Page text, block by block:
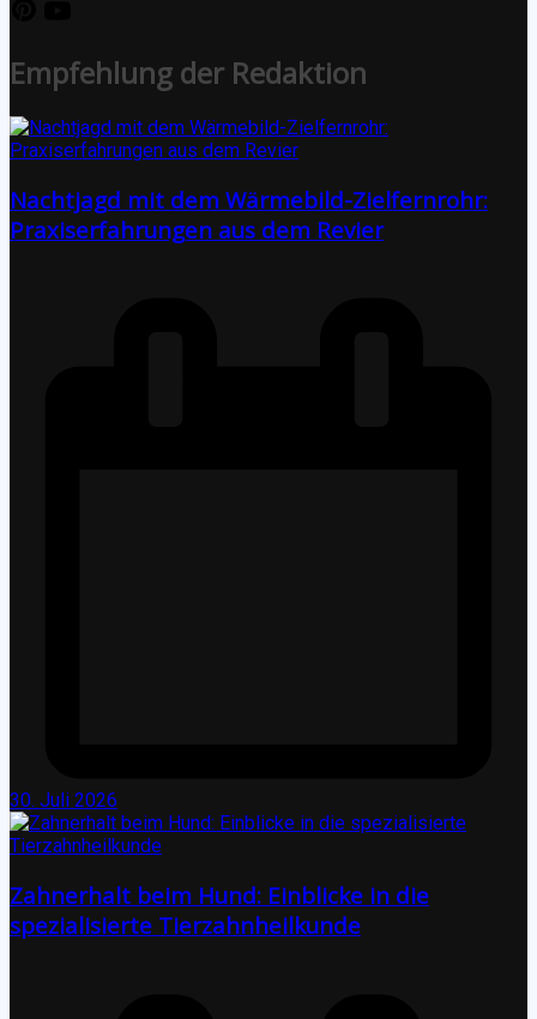
Empfehlung der Redaktion
Nachtjagd mit dem Wärmebild-Zielfernrohr:
Praxiserfahrungen aus dem Revier
30. Juli 2026
Zahnerhalt beim Hund: Einblicke in die
spezialisierte Tierzahnheilkunde